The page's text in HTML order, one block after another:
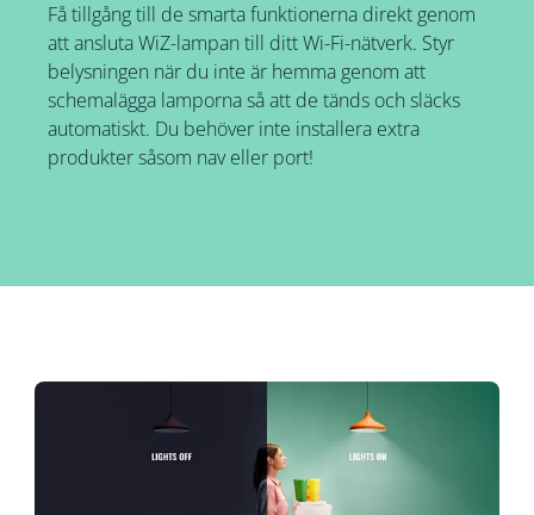
Få tillgång till de smarta funktionerna direkt genom
att ansluta WiZ-lampan till ditt Wi-Fi-nätverk. Styr
belysningen när du inte är hemma genom att
schemalägga lamporna så att de tänds och släcks
automatiskt. Du behöver inte installera extra
produkter såsom nav eller port!